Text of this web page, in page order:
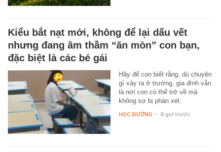
Kiểu bắt nạt mới, không để lại dấu vết
nhưng đang âm thầm “ăn mòn” con bạn,
đặc biệt là các bé gái
Hãy để con biết rằng, dù chuyện
gì xảy ra ở trường, gia đình vẫn
là nơi con có thể trở về mà
không sợ bị phán xét.
HỌC ĐƯỜNG - 6 giờ trước